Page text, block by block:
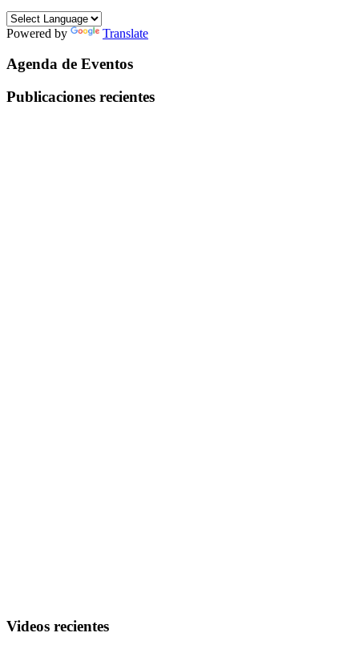
Powered by Translate
Agenda de Eventos
Publicaciones recientes
Videos recientes